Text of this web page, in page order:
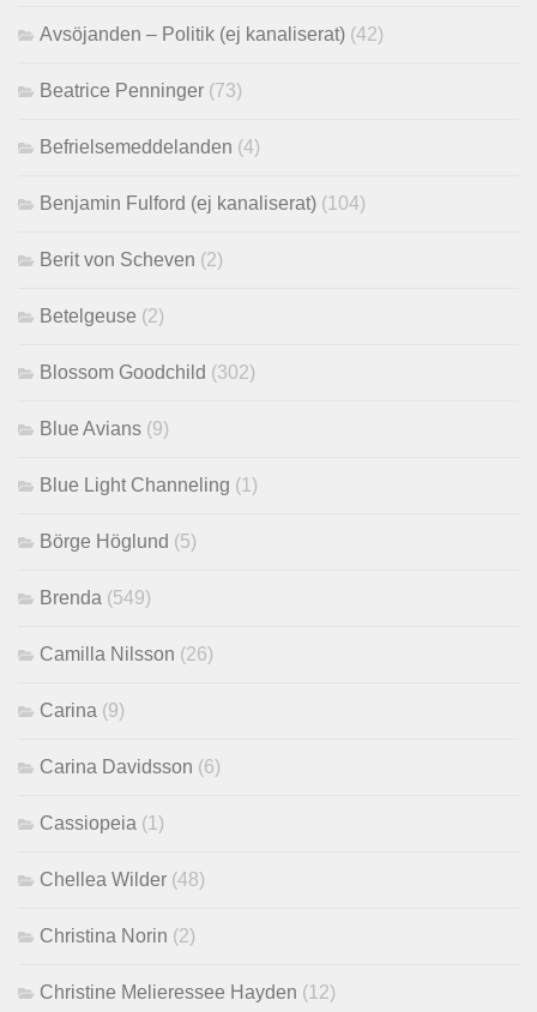
Avsöjanden – Politik (ej kanaliserat) (42)
Beatrice Penninger (73)
Befrielsemeddelanden (4)
Benjamin Fulford (ej kanaliserat) (104)
Berit von Scheven (2)
Betelgeuse (2)
Blossom Goodchild (302)
Blue Avians (9)
Blue Light Channeling (1)
Börge Höglund (5)
Brenda (549)
Camilla Nilsson (26)
Carina (9)
Carina Davidsson (6)
Cassiopeia (1)
Chellea Wilder (48)
Christina Norin (2)
Christine Melieressee Hayden (12)